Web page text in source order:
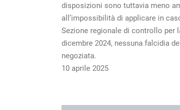
disposizioni sono tuttavia meno
all’impossibilità di applicare in
Sezione regionale di controllo per
dicembre 2024, nessuna falcidia
negoziata.
10 aprile 2025